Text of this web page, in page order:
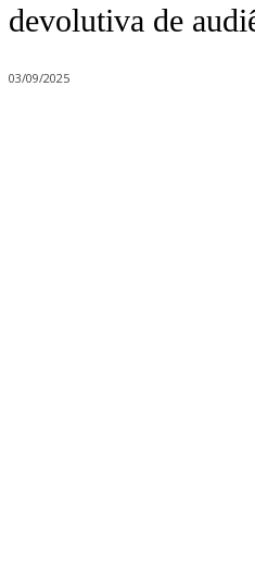
devolutiva de
03/09/2025